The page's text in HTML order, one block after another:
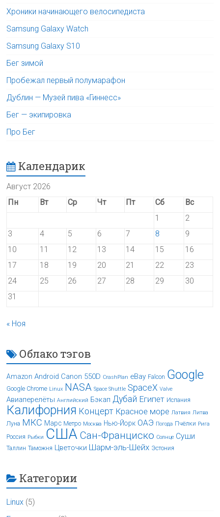
Хроники начинающего велосипедиста
Samsung Galaxy Watch
Samsung Galaxy S10
Бег зимой
Пробежал первый полумарафон
Дублин — Музей пива «Гиннесс»
Бег — экипировка
Про Бег
Календарик
Август 2026
Пн
Вт Ср Чт Пт Сб
Вс
1
2
3
4 5 6 7 8
9
10
11 12 13 14 15
16
17
18 19 20 21 22
23
24
25 26 27 28 29
30
31
« Ноя
Облако тэгов
Amazon Android Canon 550D CrashPlan eBay Falcon Google
Google Chrome Linux NASA Space Shuttle SpaceX Valve
Авиаперелёты Английский Бэкап Дубай Египет Испания
Калифорния Концерт Красное море Латвия Литва
Луна МКС Марс Метро Москва Нью-Йорк ОАЭ Погода Пчёлки Рига
Россия Рыбки США Сан-Франциско Солнце Суши
Таллин Таможня Цветочки Шарм-эль-Шейх Эстония
Категории
Linux (5)